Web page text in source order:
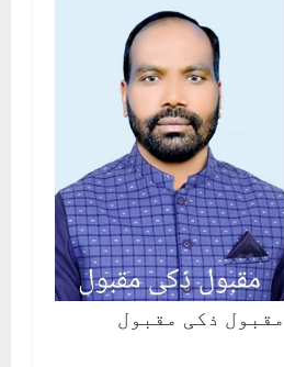
مقبول ذکی مقبول